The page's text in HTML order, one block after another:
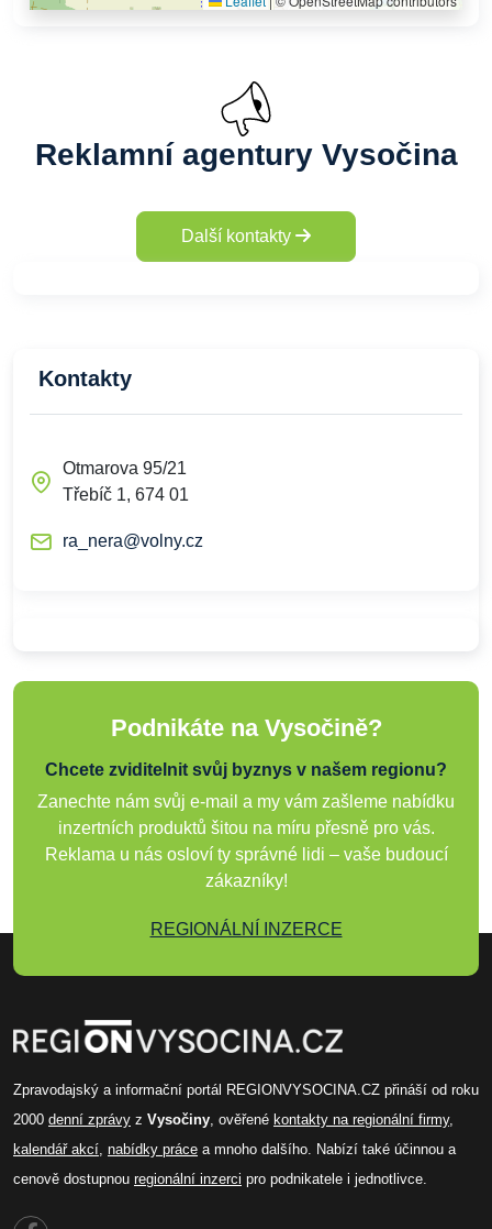
Reklamní agentury Vysočina
Další kontakty
Kontakty
Otmarova 95/21
Třebíč 1, 674 01
ra_nera@volny.cz
Podnikáte na Vysočině?
Chcete zviditelnit svůj byznys v našem regionu?
Zanechte nám svůj e-mail a my vám zašleme nabídku
inzertních produktů šitou na míru přesně pro vás.
Reklama u nás osloví ty správné lidi – vaše budoucí
zákazníky!
REGIONÁLNÍ INZERCE
Zpravodajský a informační portál REGIONVYSOCINA.CZ přináší od roku
2000 denní zprávy z Vysočiny , ověřené kontakty na regionální firmy,
kalendář akcí nabídky práce a mnoho dalšího. Nabízí také účinnou a
cenově dostupnou regionální inzerci pro podnikatele i jednotlivce.